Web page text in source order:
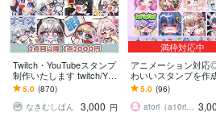
Twitch・YouTubeスタンプ
制作いたします twitch/You
Tube/tiktok配信用スタンプ
制作
5.0 (870)
なきむしぱん
3,000 円
満枠対応中
アニメーション対応
わいいスタンプを作
ます 企業実績多数有
uTube・Twitch・
5.0 (96)
atori（a10ri_p）